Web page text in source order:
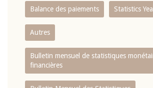
Balance des paiements Statistics
Autres
Bulletin mensuel de statistiques
financières